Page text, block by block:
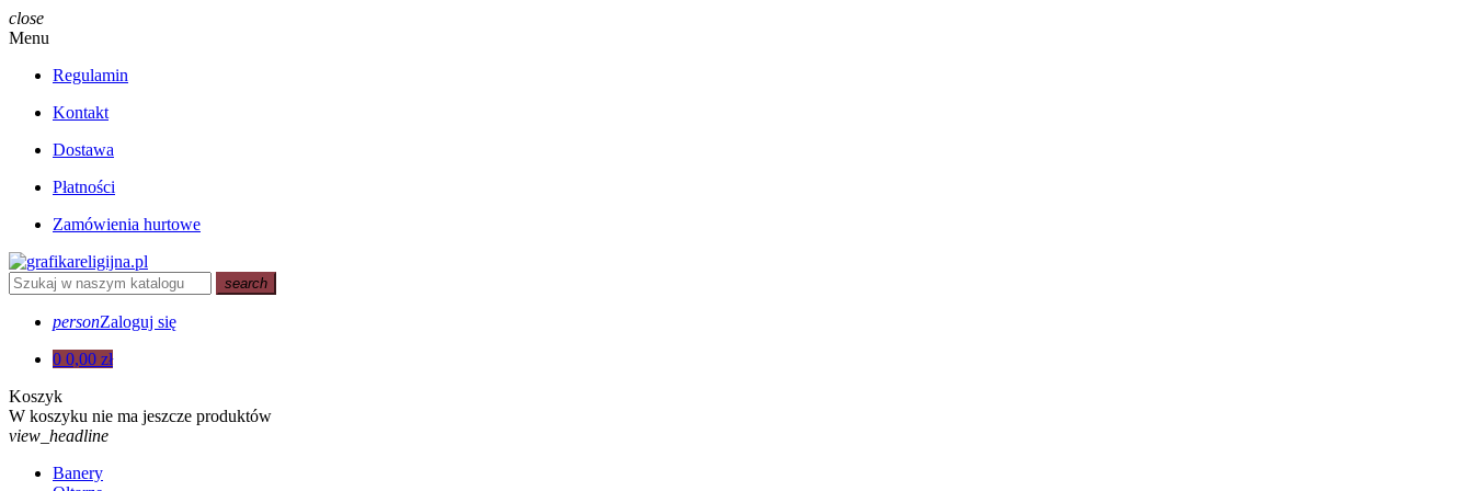
close
Menu
Regulamin
Kontakt
Dostawa
Płatności
Zamówienia hurtowe
search
personZaloguj się
0 0,00 zł
Koszyk
W koszyku nie ma jeszcze produktów
view_headline
Banery